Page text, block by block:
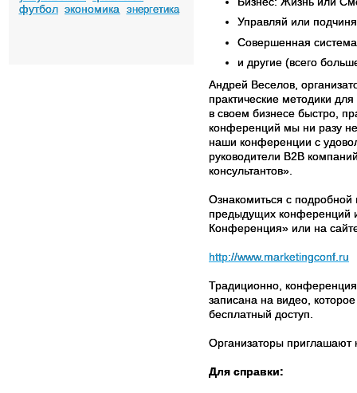
футбол экономика энергетика
Управляй или
Совершенная
и другие (всего
Андрей Веселов,
практические методики
в своем бизнесе быстро,
конференций мы ни разу
наши конференции с
руководители B2B
консультантов».
Ознакомиться с
предыдущих конференций
Конференция» или на
http://www.marketingconf.ru
Традиционно,
записана на видео,
бесплатный доступ.
Организаторы приглашают
Для справки: